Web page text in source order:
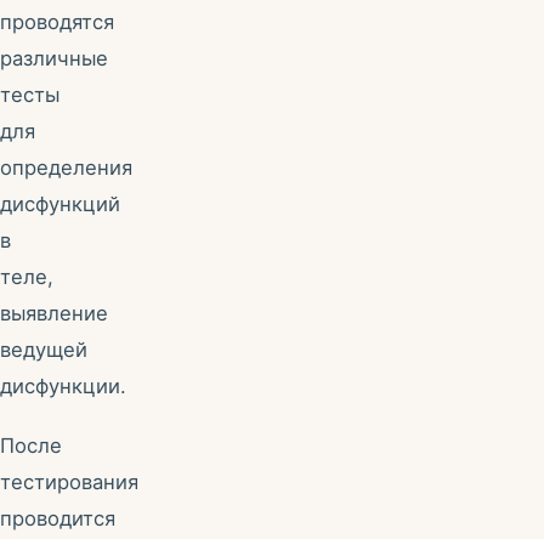
проводятся
различные
тесты
для
определения
дисфункций
в
теле,
выявление
ведущей
дисфункции.
После
тестирования
проводится